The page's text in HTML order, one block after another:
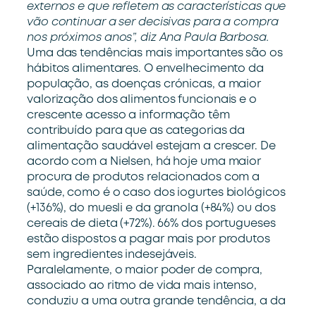
externos e que refletem as características que
vão continuar a ser decisivas para a compra
nos próximos anos”, diz Ana Paula Barbosa.
Uma das tendências mais importantes são os
hábitos alimentares. O envelhecimento da
população, as doenças crónicas, a maior
valorização dos alimentos funcionais e o
crescente acesso a informação têm
contribuído para que as categorias da
alimentação saudável estejam a crescer. De
acordo com a Nielsen, há hoje uma maior
procura de produtos relacionados com a
saúde, como é o caso dos iogurtes biológicos
(+136%), do muesli e da granola (+84%) ou dos
cereais de dieta (+72%). 66% dos portugueses
estão dispostos a pagar mais por produtos
sem ingredientes indesejáveis.
Paralelamente, o maior poder de compra,
associado ao ritmo de vida mais intenso,
conduziu a uma outra grande tendência, a da